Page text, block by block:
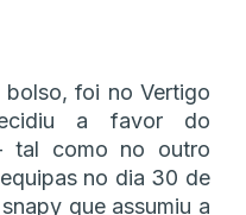
foi no Vertigo
a favor do
tal como no outro
no dia 30 de
que assumiu a